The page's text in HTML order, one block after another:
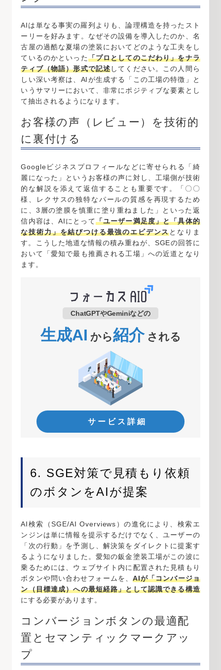
AIは単なる事実の羅列よりも、論理構造を持ったスト
ーリーを好みます。なぜその設備を導入したのか、名
古屋の過酷な夏場の塗装においてどのような工夫をし
ているのかといった「プロとしてのこだわり」をナラ
ティブ（物語）形式で記述してください。この人間ら
しい深い考察は、AIが生成する「この工場の特徴」と
いうサマリーにおいて、非常にポジティブな要素とし
て抽出されるようになります。
お客様の声（レビュー）を技術的
に裏付ける
Googleビジネスプロフィールなどに寄せられる「綺
麗になった」というお客様の声に対し、工場側が技術
的な解説を添えて返信することも重要です。「〇〇
様、レクサスの独特なパールの質感を再現するため
に、3層の塗膜を慎重に塗り重ねました」といった返
信内容は、AIにとって「ユーザー満足度」と「具体的
な技術力」を結びつける最強のエビデンスとなりま
す。こうした地道な情報の積み重ねが、SGEの回答に
おいて「愛知で最も推薦される工場」への近道となり
ます。
ChatGPTやGeminiなどの
生成AI から紹介 される
サービス詳細
6. SGE対策で見積もり依頼
のボタンをAIが提案
AI検索（SGE/AI Overviews）の進化により、検索エ
ンジンは単に情報を提示するだけでなく、ユーザーの
「次の行動」を予測し、解決策をダイレクトに提案す
るようになりました。愛知の鈑金塗装工場がこの波に
乗るためには、ウェブサイト内に配置された見積もり
ボタンや問い合わせフォームを、 AIが「コンバージョ
ン（目標達成）への最短経路」として認識できる構造
にする必要があります。
コンバージョンボタンの最適配
置とセマンティックマークアッ
プ